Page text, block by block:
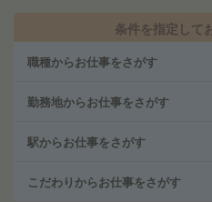
条件を指定して
職種からお仕事をさがす
勤務地からお仕事をさがす
駅からお仕事をさがす
こだわりからお仕事をさがす